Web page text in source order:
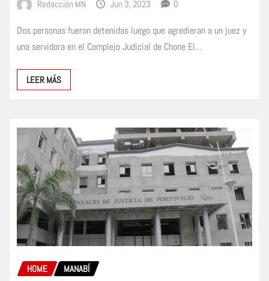
Redacción MN Jun 3, 2023 0
Dos personas fueron detenidas luego que agredieran a un juez y
una servidora en el Complejo Judicial de Chone El…
LEER MÁS
HOME MANABÍ